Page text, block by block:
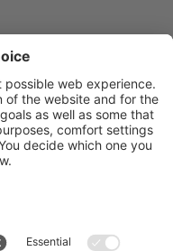
.T+39 0471 310 311.